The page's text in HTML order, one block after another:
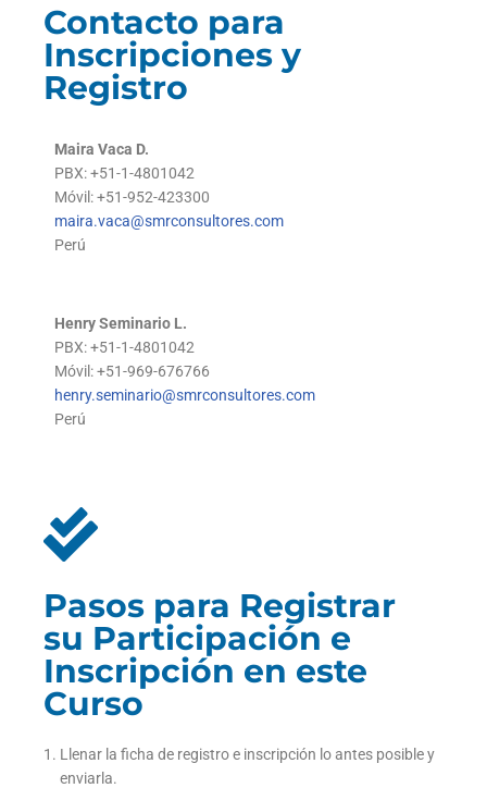
Contacto para
Inscripciones y
Registro
Maira Vaca D.
PBX: +51-1-4801042
Móvil: +51-952-423300
maira.vaca@smrconsultores.com
Perú
Henry Seminario L.
PBX: +51-1-4801042
Móvil: +51-969-676766
henry.seminario@smrconsultores.com
Perú
Pasos para Registrar
su Participación e
Inscripción en este
Curso
Llenar la ficha de registro e inscripción lo antes posible y
enviarla.